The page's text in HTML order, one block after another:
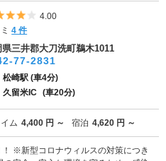
5つ星のうち4
4.00
ミ4 件
県三井郡大刀洗町鵜木1011
77-2831
松崎駅 (車4分)
久留米IC (車20分)
ム 4,400 円 ～ 宿泊 4,620 円 ～
※新型コロナウィルスの対策につき